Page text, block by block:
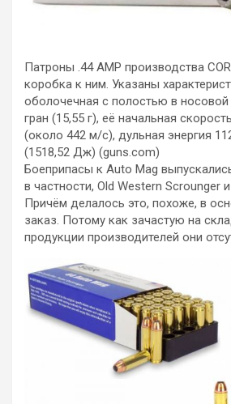
Патроны .44 AMP производства
коробка к ним. Указаны
оболочечная с полостью в носовой
гран (15,55 г), её начальная
(около 442 м/с), дульная энергия
(1518,52 Дж) (guns.com)
Боеприпасы к Auto Mag
в частности, Old Western Scrounger
Причём делалось это, похоже, в
заказ. Потому как зачастую на
продукции производителей они